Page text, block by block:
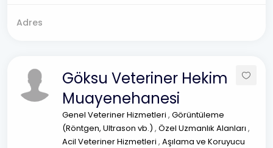
Adres
Göksu Veteriner Hekim
Muayenehanesi
Genel Veteriner Hizmetleri , Görüntüleme
(Röntgen, Ultrason vb.) , Özel Uzmanlık Alanları ,
Acil Veteriner Hizmetleri , Aşılama ve Koruyucu